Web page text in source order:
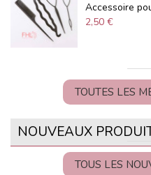
Accessoire
2,50 €
TOUTES LES
NOUVEAUX
TOUS LES